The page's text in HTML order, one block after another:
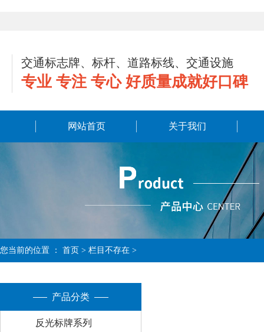
交通标志牌、标杆、道路标线、交通设施
专业 专注 专心 好质量成就好口碑
网站首页 关于我们
您当前的位置 ： 首页 > 栏目不存在 >
产品分类
反光标牌系列